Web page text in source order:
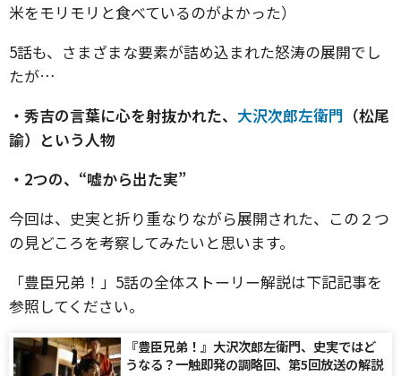
米をモリモリと食べているのがよかった）
5話も、さまざまな要素が詰め込まれた怒涛の展開でし
たが…
・秀吉の言葉に心を射抜かれた、 大沢次郎左衛門 （松尾
諭）という人物
・2つの、“嘘から出た実”
今回は、史実と折り重なりながら展開された、この２つ
の見どころを考察してみたいと思います。
「豊臣兄弟！」5話の全体ストーリー解説は下記記事を
参照してください。
『豊臣兄弟！』大沢次郎左衛門、史実ではど
うなる？一触即発の調略回、第5回放送の解説